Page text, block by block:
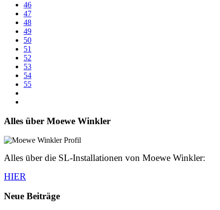
46
47
48
49
50
51
52
53
54
55
Alles über Moewe Winkler
Alles über die SL-Installationen von Moewe Winkler:
HIER
Neue Beiträge